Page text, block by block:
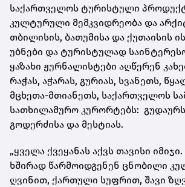
საქართველოს ტურისტული
კულტურული მემკვიდრეობა და
თბილისის, ბათუმისა და ქუთაისის
უბნები და ტურისტულად
ყაზახი ჟურნალისტები აღწერენ
რაჭას, აჭარას, გურიას, სვანეთს,
მცხეთა-მთიანეთს, საქართველოს
სათხილამურო კურორტებს:
გოდერძისა და მესტიას.
„ყველა ქვეყანას აქვს თავისი
ხშირად წარმოიდგენენ ცნობილი
ღვინით, ქართული სუფრით, შავი